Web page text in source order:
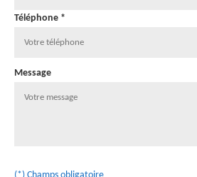
Téléphone *
Message